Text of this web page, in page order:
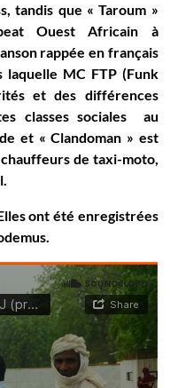
tandis que « Taroum »
Ouest Africain à
rappée en français
laquelle MC FTP (Funk
et des différences
classes sociales au
et « Clandoman » est
chauffeurs de taxi-moto,
ont été enregistrées